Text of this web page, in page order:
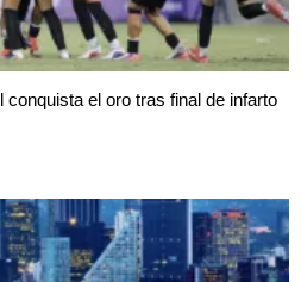
el oro tras final de infarto